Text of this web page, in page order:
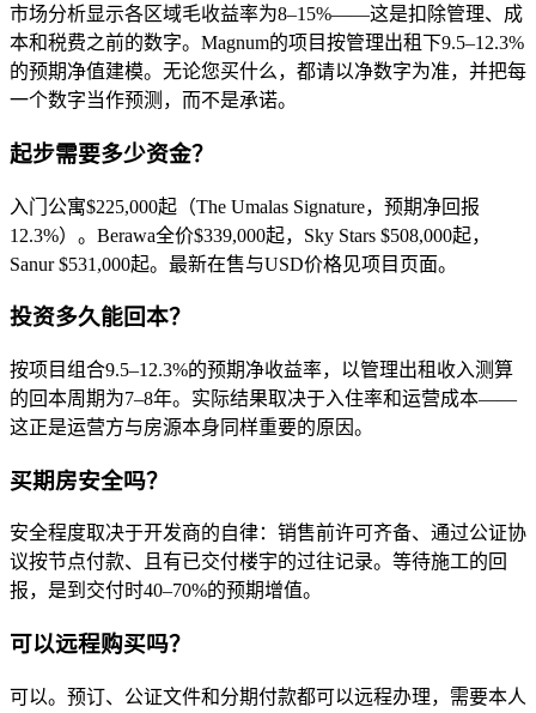
市场分析显示各区域毛收益率为8–15%——这是扣除管理、成
本和税费之前的数字。Magnum的项目按管理出租下9.5–12.3%
的预期净值建模。无论您买什么，都请以净数字为准，并把每
一个数字当作预测，而不是承诺。
起步需要多少资金？
入门公寓$225,000起（The Umalas Signature，预期净回报
12.3%）。Berawa全价$339,000起，Sky Stars $508,000起，
Sanur $531,000起。最新在售与USD价格见项目页面。
投资多久能回本？
按项目组合9.5–12.3%的预期净收益率，以管理出租收入测算
的回本周期为7–8年。实际结果取决于入住率和运营成本——
这正是运营方与房源本身同样重要的原因。
买期房安全吗？
安全程度取决于开发商的自律：销售前许可齐备、通过公证协
议按节点付款、且有已交付楼宇的过往记录。等待施工的回
报，是到交付时40–70%的预期增值。
可以远程购买吗？
可以。预订、公证文件和分期付款都可以远程办理，需要本人